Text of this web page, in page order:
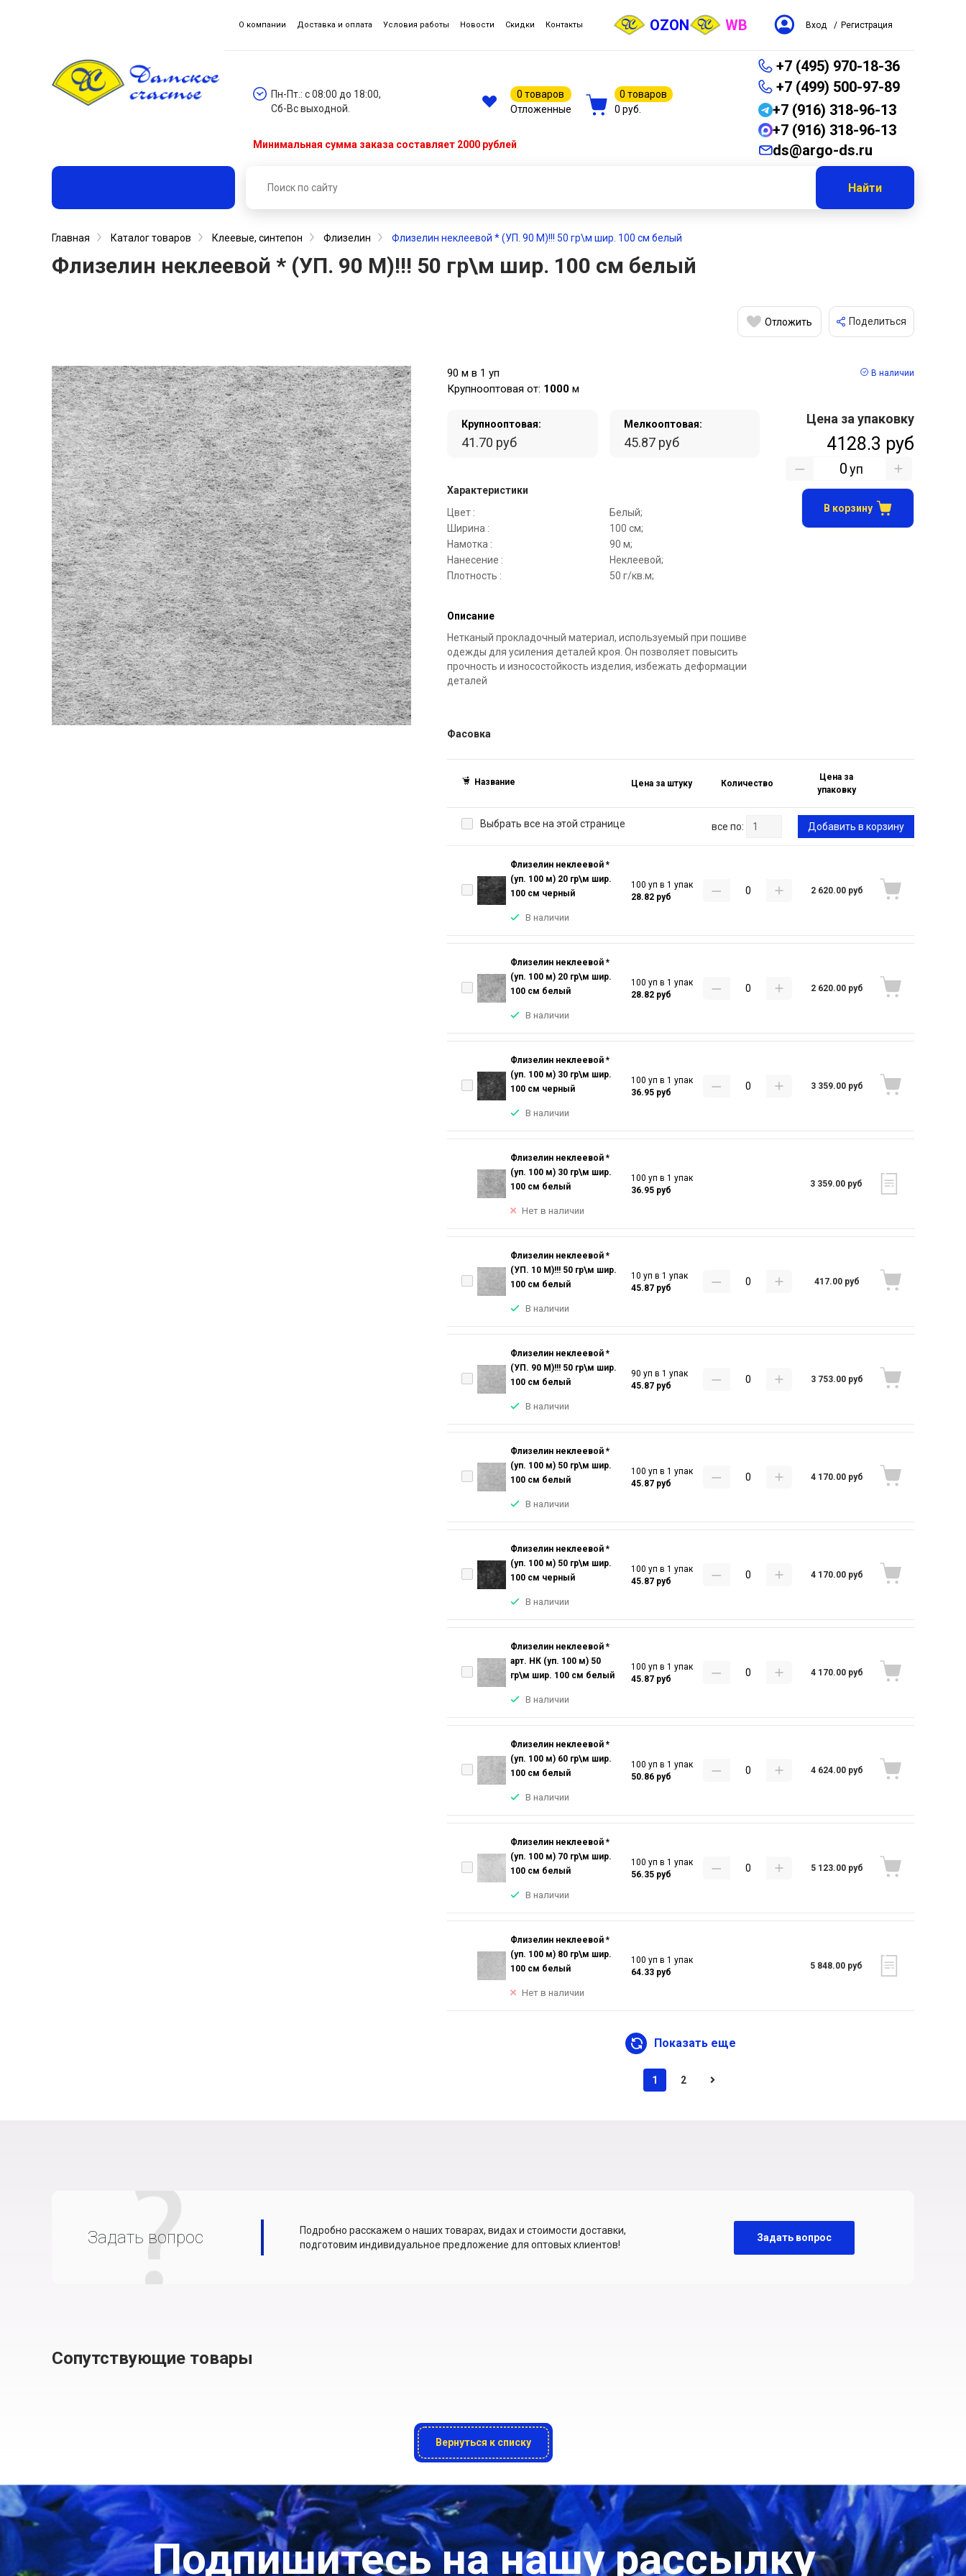
О компании Доставка и оплата Условия работы Новости Скидки Контакты OZON WB Вход / Регистрация
Пн-Пт.: с 08:00 до 18:00,
Сб-Вс выходной.
0 товаров
Отложенные
0 товаров
0 руб.
+7 (495) 970-18-36
+7 (499) 500-97-89
+7 (916) 318-96-13
+7 (916) 318-96-13
ds@argo-ds.ru
Минимальная сумма заказа составляет 2000 рублей
Найти
Главная Каталог товаров Клеевые, синтепон Флизелин Флизелин неклеевой * (УП. 90 М)!!! 50 гр\м шир. 100 см белый
Флизелин неклеевой * (УП. 90 М)!!! 50 гр\м шир. 100 см белый
Отложить Поделиться
90 м в 1 уп
Крупнооптовая от: 1000 м
В наличии
Крупнооптовая:
41.70 руб
Мелкооптовая:
45.87 руб
Характеристики
Цвет :
Белый;
Ширина :
100 см;
Намотка :
90 м;
Нанесение :
Неклеевой;
Плотность :
50 г/кв.м;
Описание
Нетканый прокладочный материал, используемый при пошиве
одежды для усиления деталей кроя. Он позволяет повысить
прочность и износостойкость изделия, избежать деформации
деталей
Цена за упаковку
4128.3 руб
уп
В корзину
Фасовка
Название Цена за штуку Количество
Цена за
упаковку
Выбрать все на этой странице все по: Добавить в корзину
Флизелин неклеевой *
(уп. 100 м) 20 гр\м шир.
100 см черный
В наличии
100 уп в 1 упак
28.82 руб
2 620.00 руб
Флизелин неклеевой *
(уп. 100 м) 20 гр\м шир.
100 см белый
В наличии
100 уп в 1 упак
28.82 руб
2 620.00 руб
Флизелин неклеевой *
(уп. 100 м) 30 гр\м шир.
100 см черный
В наличии
100 уп в 1 упак
36.95 руб
3 359.00 руб
Флизелин неклеевой *
(уп. 100 м) 30 гр\м шир.
100 см белый
Нет в наличии
100 уп в 1 упак
36.95 руб
3 359.00 руб
Флизелин неклеевой *
(УП. 10 М)!!! 50 гр\м шир.
100 см белый
В наличии
10 уп в 1 упак
45.87 руб
417.00 руб
Флизелин неклеевой *
(УП. 90 М)!!! 50 гр\м шир.
100 см белый
В наличии
90 уп в 1 упак
45.87 руб
3 753.00 руб
Флизелин неклеевой *
(уп. 100 м) 50 гр\м шир.
100 см белый
В наличии
100 уп в 1 упак
45.87 руб
4 170.00 руб
Флизелин неклеевой *
(уп. 100 м) 50 гр\м шир.
100 см черный
В наличии
100 уп в 1 упак
45.87 руб
4 170.00 руб
Флизелин неклеевой *
арт. НК (уп. 100 м) 50
гр\м шир. 100 см белый
В наличии
100 уп в 1 упак
45.87 руб
4 170.00 руб
Флизелин неклеевой *
(уп. 100 м) 60 гр\м шир.
100 см белый
В наличии
100 уп в 1 упак
50.86 руб
4 624.00 руб
Флизелин неклеевой *
(уп. 100 м) 70 гр\м шир.
100 см белый
В наличии
100 уп в 1 упак
56.35 руб
5 123.00 руб
Флизелин неклеевой *
(уп. 100 м) 80 гр\м шир.
100 см белый
Нет в наличии
100 уп в 1 упак
64.33 руб
5 848.00 руб
Показать еще
1 2
Задать вопрос
Подробно расскажем о наших товарах, видах и стоимости доставки,
подготовим индивидуальное предложение для оптовых клиентов!
Задать вопрос
Сопутствующие товары
Вернуться к списку
Подпишитесь на нашу рассылку